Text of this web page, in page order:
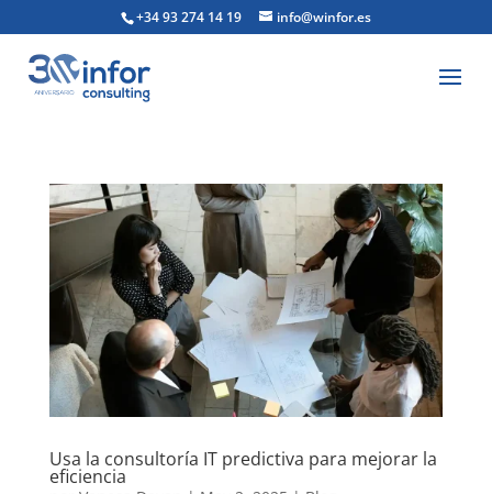
+34 93 274 14 19 info@winfor.es
Usa la consultoría IT predictiva para mejorar la
eficiencia